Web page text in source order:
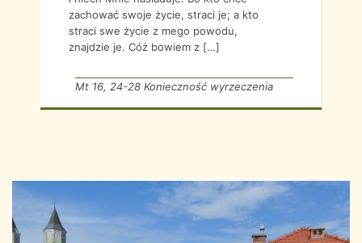
zachować swoje życie, straci je; a kto
straci swe życie z mego powodu,
znajdzie je. Cóż bowiem z […]
Mt 16, 24-28 Konieczność wyrzeczenia